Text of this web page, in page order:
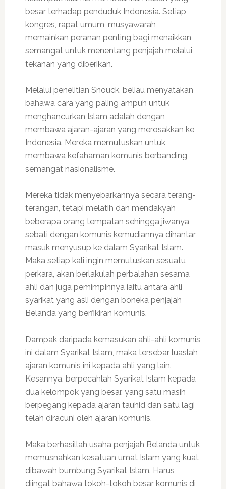
besar terhadap penduduk Indonesia. Setiap
kongres, rapat umum, musyawarah
memainkan peranan penting bagi menaikkan
semangat untuk menentang penjajah melalui
tekanan yang diberikan.
Melalui penelitian Snouck, beliau menyatakan
bahawa cara yang paling ampuh untuk
menghancurkan Islam adalah dengan
membawa ajaran-ajaran yang merosakkan ke
Indonesia. Mereka memutuskan untuk
membawa kefahaman komunis berbanding
semangat nasionalisme.
Mereka tidak menyebarkannya secara terang-
terangan, tetapi melatih dan mendakyah
beberapa orang tempatan sehingga jiwanya
sebati dengan komunis kemudiannya dihantar
masuk menyusup ke dalam Syarikat Islam.
Maka setiap kali ingin memutuskan sesuatu
perkara, akan berlakulah perbalahan sesama
ahli dan juga pemimpinnya iaitu antara ahli
syarikat yang asli dengan boneka penjajah
Belanda yang berfikiran komunis.
Dampak daripada kemasukan ahli-ahli komunis
ini dalam Syarikat Islam, maka tersebar luaslah
ajaran komunis ini kepada ahli yang lain.
Kesannya, berpecahlah Syarikat Islam kepada
dua kelompok yang besar, yang satu masih
berpegang kepada ajaran tauhid dan satu lagi
telah diracuni oleh ajaran komunis.
Maka berhasillah usaha penjajah Belanda untuk
memusnahkan kesatuan umat Islam yang kuat
dibawah bumbung Syarikat Islam. Harus
diingat bahawa tokoh-tokoh besar komunis di